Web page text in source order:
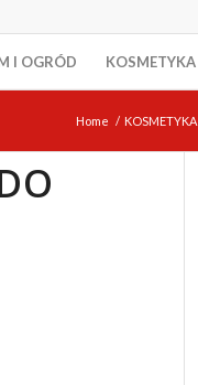
I OGRÓD KOSMETYKA
Home / KOSMETYKA